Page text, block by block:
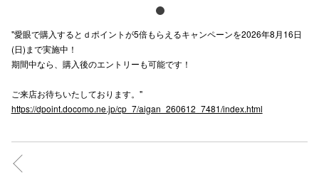
"愛眼で購入するとｄポイントが5倍もらえるキャンペーンを2026年8月16日
(日)まで実施中！
期間中なら、購入後のエントリーも可能です！
ご来店お待ちいたしております。"
https://dpoint.docomo.ne.jp/cp_7/aigan_260612_7481/index.html
お問い合わせ